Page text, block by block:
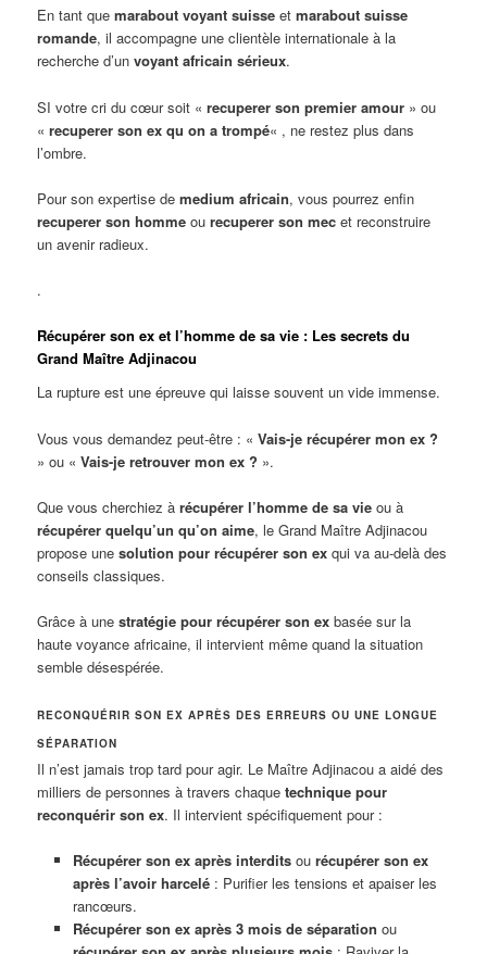
En tant quemarabout voyant suisse etmarabout suisse
romande, il accompagne une clientèle internationale à la
recherche d’unvoyant africain sérieux.
SI votre cri du cœur soit «recuperer son premier amour » ou
«recuperer son ex qu on a trompé« , ne restez plus dans
l’ombre.
Pour son expertise demedium africain, vous pourrez enfin
recuperer son homme ourecuperer son mec et reconstruire
un avenir radieux.
.
Récupérer son ex et l’homme de sa vie : Les secrets du
Grand Maître Adjinacou
La rupture est une épreuve qui laisse souvent un vide immense.
Vous vous demandez peut-être : «Vais-je récupérer mon ex ?
» ou «Vais-je retrouver mon ex ? ».
Que vous cherchiez àrécupérer l’homme de sa vie ou à
récupérer quelqu’un qu’on aime, le Grand Maître Adjinacou
propose unesolution pour récupérer son ex qui va au-delà des
conseils classiques.
Grâce à unestratégie pour récupérer son ex basée sur la
haute voyance africaine, il intervient même quand la situation
semble désespérée.
RECONQUÉRIR SON EX APRÈS DES ERREURS OU UNE LONGUE
SÉPARATION
Il n’est jamais trop tard pour agir. Le Maître Adjinacou a aidé des
milliers de personnes à travers chaquetechnique pour
reconquérir son ex. Il intervient spécifiquement pour :
Récupérer son ex après interditsou récupérer son ex
après l’avoir harcelé: Purifier les tensions et apaiser les
rancœurs.
Récupérer son ex après 3 mois de séparation ou